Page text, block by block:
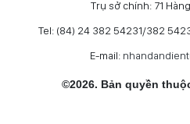
Trụ sở chính: 71
Tel: (84) 24 382 54231/382
E-mail:
©2026. Bản quyền